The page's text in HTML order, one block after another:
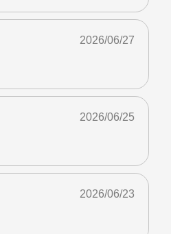
2026/06/27
2026/06/25
2026/06/23